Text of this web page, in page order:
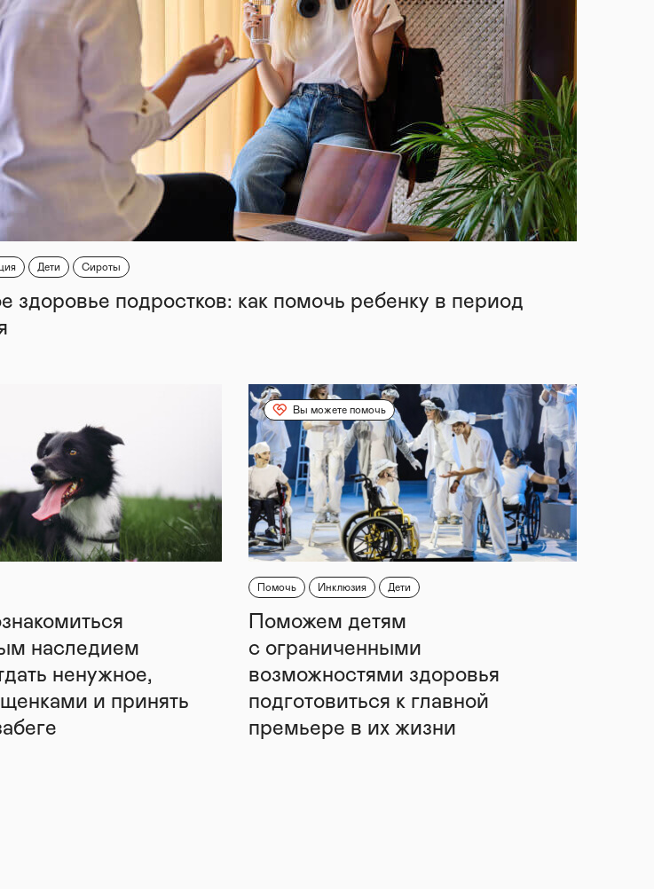
Дети Сироты
здоровье подростков: как помочь ребенку в период
наследием
ненужное,
щенками и принять
Вы можете помочь
Помочь Инклюзия Дети
Поможем детям
с ограниченными
возможностями здоровья
подготовиться к главной
премьере в их жизни